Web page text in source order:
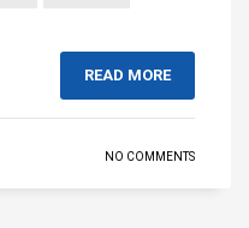
READ MORE
NO COMMENTS